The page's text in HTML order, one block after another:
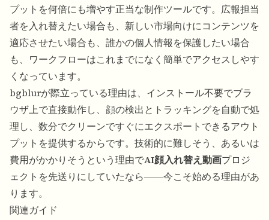
プットを何倍にも増やす正当な制作ツールです。広報担当
者を入れ替えたい場合も、新しい市場向けにコンテンツを
適応させたい場合も、誰かの個人情報を保護したい場合
も、ワークフローはこれまでになく簡単でアクセスしやす
くなっています。
bgblurが際立っている理由は、インストール不要でブラ
ウザ上で直接動作し、顔の検出とトラッキングを自動で処
理し、数分でクリーンですぐにエクスポートできるアウト
プットを提供するからです。技術的に難しそう、あるいは
費用がかかりそうという理由でAI顔入れ替え動画プロジ
ェクトを先送りにしていたなら――今こそ始める理由があ
ります。
関連ガイド